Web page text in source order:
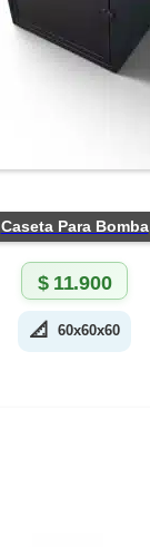
Caseta Para Bomba
$11.900
📐 60x60x60